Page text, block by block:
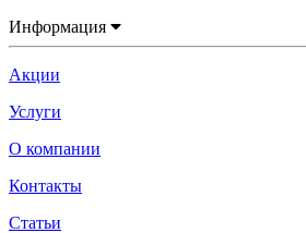
Информация
Акции
Услуги
О компании
Контакты
Статьи